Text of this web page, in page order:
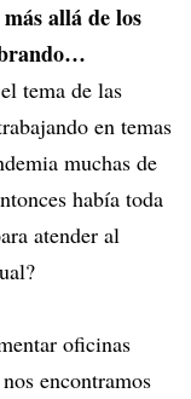
allá de los
tema de las
en temas
muchas de
había toda
atender al
oficinas
encontramos